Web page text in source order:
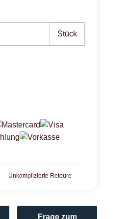
Stück
Unkomplizierte Retoure
Frage zum